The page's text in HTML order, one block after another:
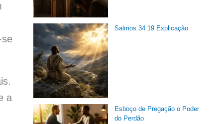
a
Salmos 34 19 Explicação
Esboço de Pregação o Poder
do Perdão